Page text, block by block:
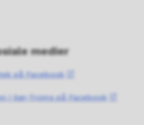
medier
på Facebook
i Sør-Troms på Facebook